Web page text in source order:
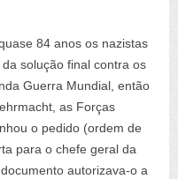
84 anos os nazistas
solução final contra os
Guerra Mundial, então
as Forças
o pedido (ordem de
para o chefe geral da
autorizava-o a